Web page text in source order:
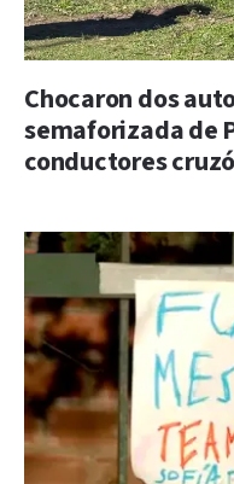
Chocaron dos
semaforizada de
conductores